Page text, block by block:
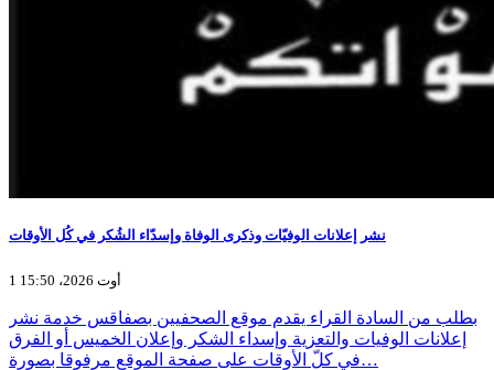
نشر إعلانات الوفيّات وذكرى الوفاة وإسدّاء الشُكر في كُل الأوقات
1 أوت 2026، 15:50
بطلب من السادة القراء يقدم موقع الصحفيين بصفاقس خدمة نشر
إعلانات الوفيات والتعزية وإسداء الشكر وإعلان الخميس أو الفرق
في كلّ الأوقات على صفحة الموقع مرفوقا بصورة…